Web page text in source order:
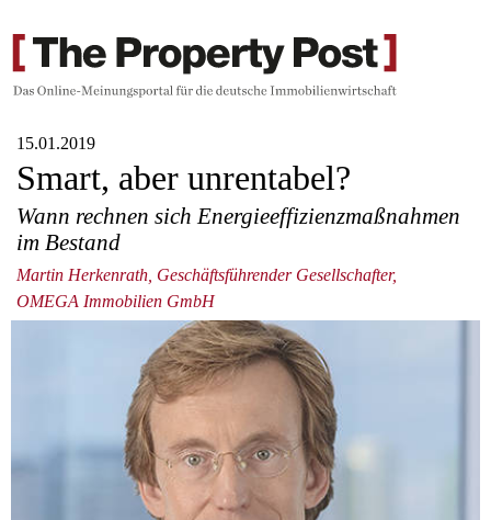
15.01.2019
Smart, aber unrentabel?
Wann rechnen sich Energieeffizienzmaßnahmen
im Bestand
Martin Herkenrath, Geschäftsführender Gesellschafter,
OMEGA Immobilien GmbH